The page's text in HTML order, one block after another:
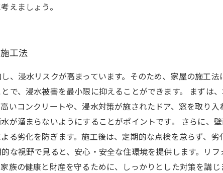
えましょう。
工法
、浸水リスクが高まっています。そのため、家屋の施工
で、浸水被害を最小限に抑えることができます。 まずは
いコンクリートや、浸水対策が施されたドア、窓を取り
が溜まらないようにすることがポイントです。 さらに、
る劣化を防ぎます。施工後は、定期的な点検を怠らず、
な視野で見ると、安心・安全な住環境を提供します。リ
族の健康と財産を守るために、しっかりとした対策を講じ